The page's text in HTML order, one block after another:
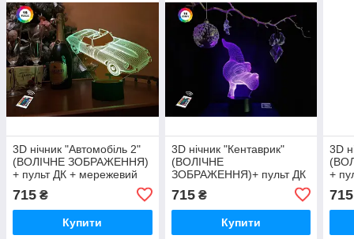
3D нічник "Автомобіль 2"
(ВОЛІЧНЕ ЗОБРАЖЕННЯ)
+ пульт ДК + мережевий
(3ААА) 3DTOYSLAMP
715 ₴
Купити
3D нічник "Кентаврик"
(ВОЛІЧНЕ
ЗОБРАЖЕННЯ)+ пульт ДК
адаптер +батарейки
(3ААА) 3DTOYSLAMP
715₴
Купити
3D
+
715